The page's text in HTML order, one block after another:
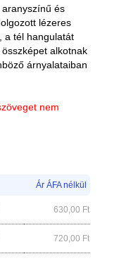
és
lézeres
a tél hangulatát
alkotnak
árnyalataiban
nem
Ár ÁFA nélkül
630,00 Ft
720,00 Ft